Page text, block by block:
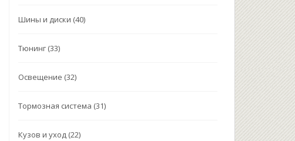
Шины и диски (40)
Тюнинг (33)
Освещение (32)
Тормозная система (31)
Кузов и уход (22)